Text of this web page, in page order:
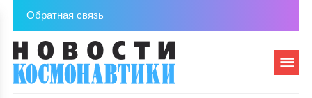
Обратная связь